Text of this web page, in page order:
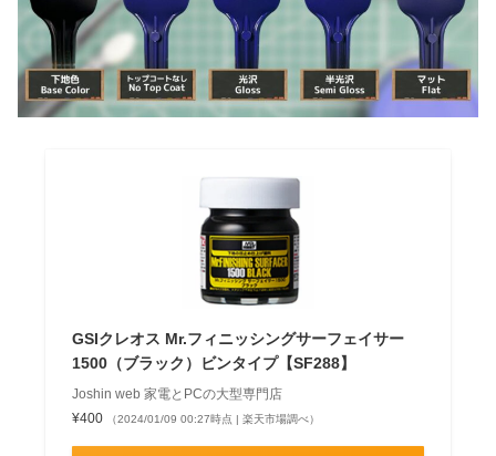
GSIクレオス Mr.フィニッシングサーフェイサー
1500（ブラック）ビンタイプ【SF288】
Joshin web 家電とPCの大型専門店
¥400
（2024/01/09 00:27時点 | 楽天市場調べ）